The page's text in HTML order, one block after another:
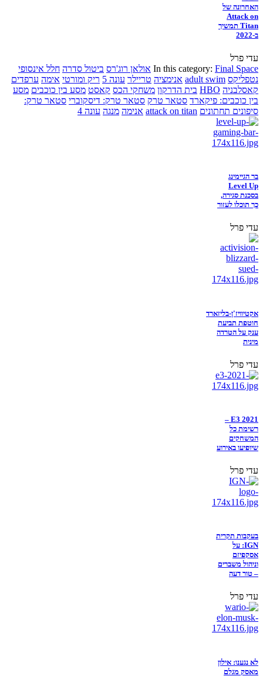
האחרונה של
Attack on
Titan תמשיך
ב-2022
עדי פרל
In this category: Final Space אולאן רוג'רס ביטול סדרה חלל אינסופי
נטפליקס adult swim אנימציה טריילר עונה 5 ריק ומורטי אימה ערפדים
קאסלבניה HBO בית הדרקון משחקי הכס קאסט מסע בין כוכבים מסע
בין כוכבים: פיקארד סטאר טרק סטאר טרק: דיסקוברי סטאר טרק:
סיפונים תחתונים attack on titan אנימה מנגה עונה 4
בר הגיימינג
Level Up
בסכנת סגירה,
כך תוכלו לעזור
עדי פרל
אקטיוויז'ן-בליזארד
חוטפת תביעת
ענק על הטרדה
מינית
עדי פרל
E3 2021 –
רשימת כל
המשחקים
שיופיעו באירוע
עדי פרל
בעקבות תקרית
IGN: על
אסקפיזם
וניהול משברים
– טור דעה
עדי פרל
לא נגענו: אילון
מאסק מגלם